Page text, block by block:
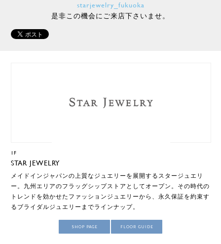
starjewelry_fukuoka
是非この機会にご来店下さいませ。
1F
STAR JEWELRY
メイドインジャパンの上質なジュエリーを展開するスタージュエリ
ー。九州エリアのフラッグシップストアとしてオープン。その時代の
トレンドを効かせたファッションジュエリーから、永久保証を約束す
るブライダルジュエリーまでラインナップ。
SHOP PAGE FLOOR GUIDE